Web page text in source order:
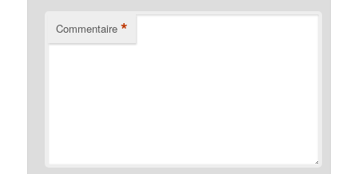
Commentaire *